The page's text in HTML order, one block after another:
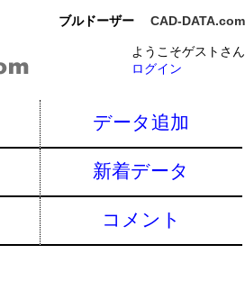
ブルドーザー CAD-DATA.com
ようこそゲストさん
ログイン
データ追加
新着データ
コメント